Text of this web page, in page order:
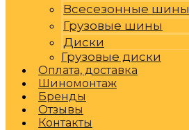
Всесезонные шины
Грузовые шины
Диски
Грузовые диски
Оплата, доставка
Шиномонтаж
Бренды
Отзывы
Контакты